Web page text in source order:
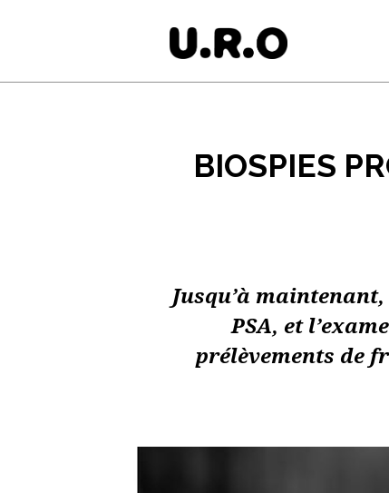
BIOSPIES
Jusqu’à
PSA, et
prélèvements de